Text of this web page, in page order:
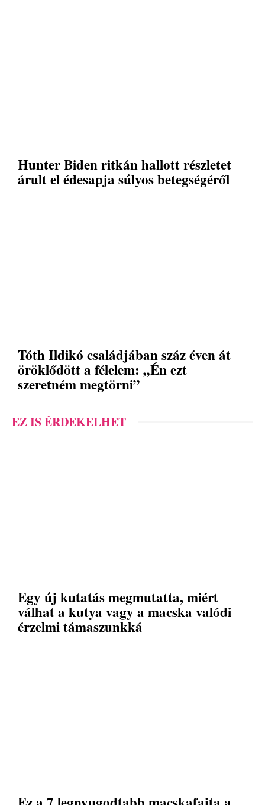
Hunter Biden ritkán hallott részletet
árult el édesapja súlyos betegségéről
Tóth Ildikó családjában száz éven át
öröklődött a félelem: „Én ezt
szeretném megtörni”
EZ IS ÉRDEKELHET
Egy új kutatás megmutatta, miért
válhat a kutya vagy a macska valódi
érzelmi támaszunkká